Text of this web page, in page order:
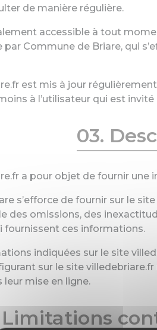
de manière régulière.
accessible à tout
Commune de Briare, qui
est mis à jour
à l’utilisateur qui est
03.
a pour objet de fournir
s’efforce de fournir sur le
des omissions, des
fournissent ces informations.
indiquées sur le site
sur le site
mise en ligne.